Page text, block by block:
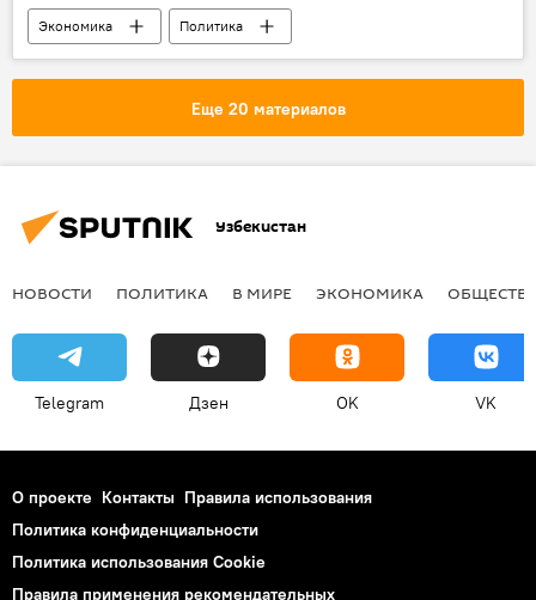
Экономика Политика
Еще 20 материалов
Узбекистан
НОВОСТИ ПОЛИТИКА В МИРЕ ЭКОНОМИКА
Telegram Дзен OK VK
О проекте Контакты Правила использования
Политика конфиденциальности
Политика использования Cookie
Правила применения рекомендательных